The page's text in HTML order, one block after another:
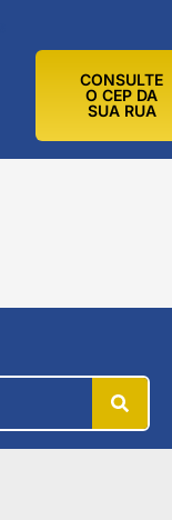
CONSULTE
O CEP DA
SUA RUA